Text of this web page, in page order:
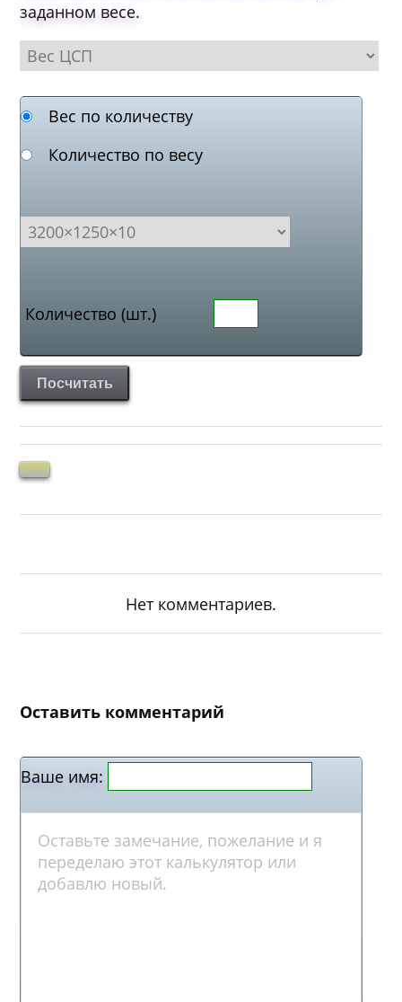
заданном весе.
Вес по количеству
Количество по весу
Количество (шт.)
Посчитать
Нет комментариев.
Оставить комментарий
Ваше имя: